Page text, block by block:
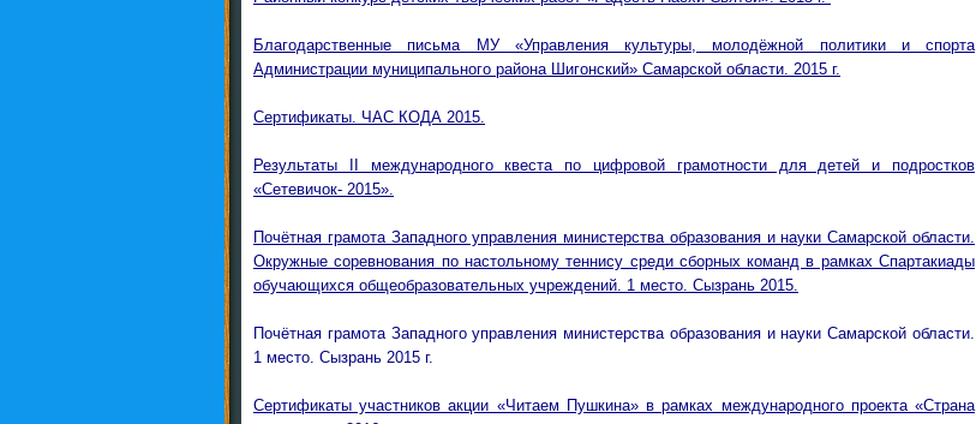
Благодарственные письма МУ «Управления культуры, молодёжной политики и спорта
Администрации муниципального района Шигонский» Самарской области. 2015 г.
Сертификаты. ЧАС КОДА 2015.
Результаты II международного квеста по цифровой грамотности для детей и подростков
«Сетевичок- 2015».
Почётная грамота Западного управления министерства образования и науки Самарской области.
Окружные соревнования по настольному теннису среди сборных команд в рамках Спартакиады
обучающихся общеобразовательных учреждений. 1 место. Сызрань 2015.
Почётная грамота Западного управления министерства образования и науки Самарской области.
1 место. Сызрань 2015 г.
Сертификаты участников акции «Читаем Пушкина» в рамках международного проекта «Страна